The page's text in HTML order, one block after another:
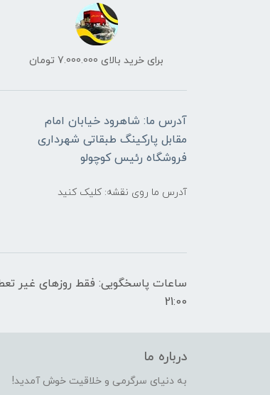
برای خرید بالای 7.000.000 تومان
آدرس ما: شاهرود خیابان امام
مقابل پارکینگ طبقاتی شهرداری
فروشگاه رئیس کوچولو
آدرس ما روی نقشه: کلیک کنید
21:00
درباره ما
به دنیای سرگرمی و خلاقیت خوش آمدید!